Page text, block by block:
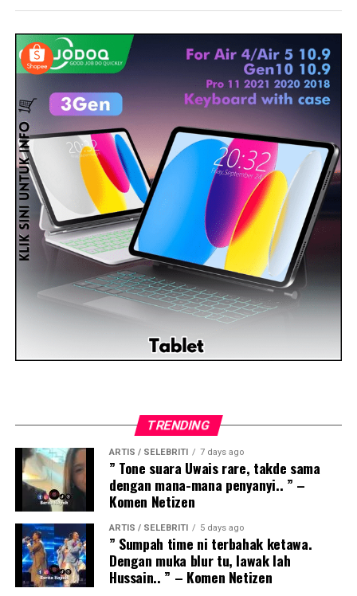
TRENDING
ARTIS / SELEBRITI 7 days ago
” Tone suara Uwais rare, takde sama
dengan mana-mana penyanyi.. ” –
Komen Netizen
ARTIS / SELEBRITI 5 days ago
” Sumpah time ni terbahak ketawa.
Dengan muka blur tu, lawak lah
Hussain.. ” – Komen Netizen